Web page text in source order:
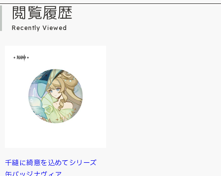
閲覧履歴
Recently Viewed
千縫に綺意を込めてシリーズ